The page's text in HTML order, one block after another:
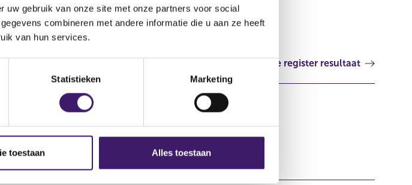
uw gebruik van onze site met onze partners voor social
combineren met andere informatie die u aan ze heeft
van hun services.
Statistieken Marketing
toestaan Alles toestaan
Volgende register resultaat